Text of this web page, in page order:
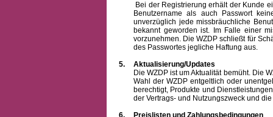
Bei der Registrierung erhält der Kunde
Benutzernameals auch Passwort
unverzüglich jede missbräuchliche
bekannt geworden ist. Im Falle einer
vorzunehmen. Die WZDP schließt für
des Passwortes jegliche Haftung aus.
5.
Aktualisierung/Updates
Die WZDP ist um Aktualität bemüht. Die
Wahl der WZDP entgeltlich oder
berechtigt, Produkte und
der Vertrags- und Nutzungszweck und
6.
Preislisten und Zahlungsbedingungen